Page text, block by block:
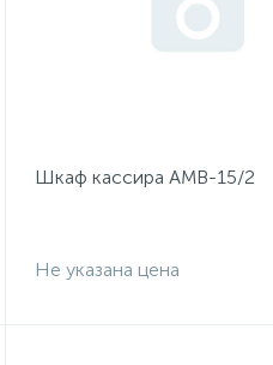
Шкаф кассира АМВ-15/2
Не указана цена